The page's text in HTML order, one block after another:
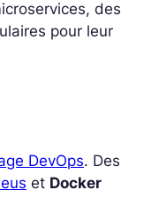
des
pour leur
DevOps. Des
et Docker